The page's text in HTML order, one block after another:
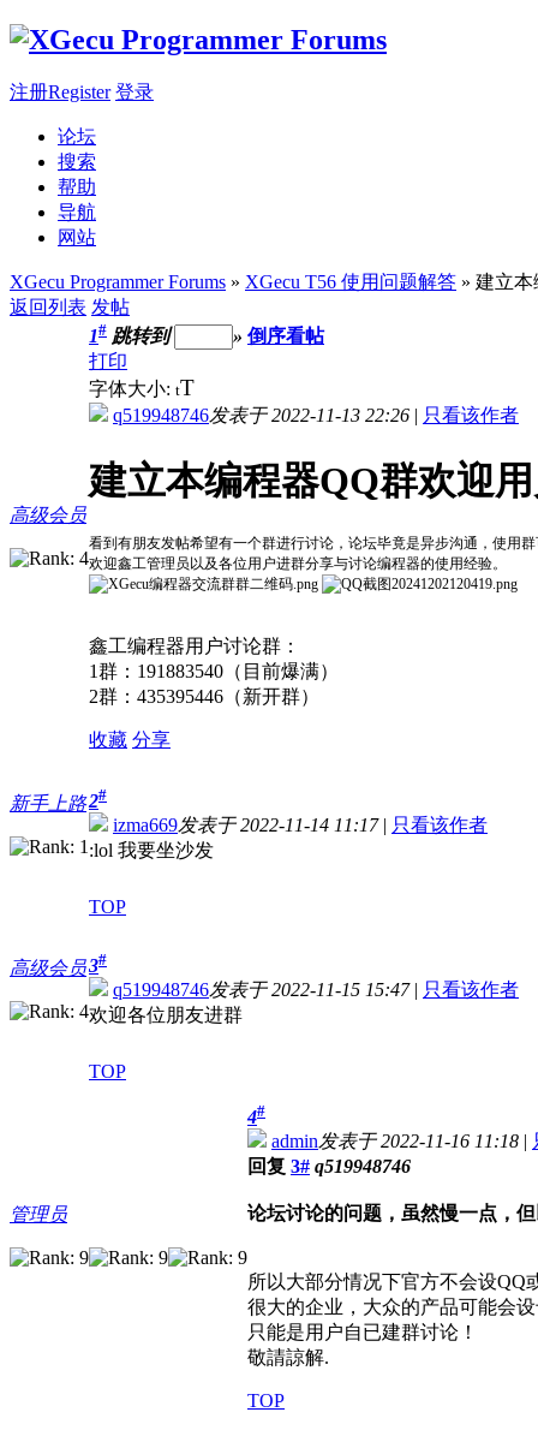
注册Register 登录
论坛
搜索
帮助
导航
网站
XGecu Programmer Forums » XGecu T56 使用问题解答 » 建立
返回列表 发帖
高级会员
1# 跳转到 » 倒序看帖
打印
字体大小: tT
q519948746发表于 2022-11-13 22:26 | 只看该作者
建立本编程器QQ群欢迎
看到有朋友发帖希望有一个群进行讨论，论坛毕竟是异步沟通，使用
欢迎鑫工管理员以及各位用户进群分享与讨论编程器的使用经验。
鑫工编程器用户讨论群：
1群：191883540（目前爆满）
2群：435395446（新开群）
收藏 分享
新手上路2#
izma669发表于 2022-11-14 11:17| 只看该作者
:lol 我要坐沙发
TOP
高级会员3#
q519948746发表于 2022-11-15 15:47| 只看该作者
欢迎各位朋友进群
TOP
管理员
4#
admin发表于 2022-11-16 11:18 |
回复 3# q519948746
论坛讨论的问题，虽然慢一点，
所以大部分情况下官方不会设QQ
很大的企业，大众的产品可能会
只能是用户自已建群讨论！
敬請諒解.
TOP